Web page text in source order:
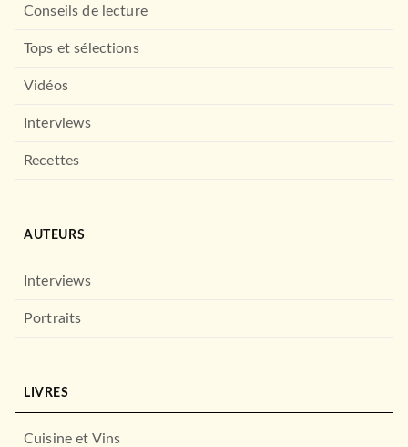
Conseils de lecture
Tops et sélections
Vidéos
Interviews
Recettes
AUTEURS
Interviews
Portraits
LIVRES
Cuisine et Vins